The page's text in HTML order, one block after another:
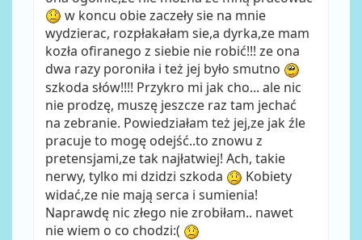
w koncu obie zaczeły sie na mnie
wydzierac, rozpłakałam sie,a dyrka,ze mam
kozła ofiranego z siebie nie robić!!! ze ona
dwa razy poroniła i też jej było smutno
szkoda słów!!!! Przykro mi jak cho... ale nic
nie prodzę, muszę jeszcze raz tam jechać
na zebranie. Powiedziałam też jej,ze jak źle
pracuje to mogę odejść..to znowu z
pretensjami,ze tak najłatwiej! Ach, takie
nerwy, tylko mi dzidzi szkoda
Kobiety
widać,ze nie mają serca i sumienia!
Naprawdę nic złego nie zrobiłam.. nawet
nie wiem o co chodzi:(